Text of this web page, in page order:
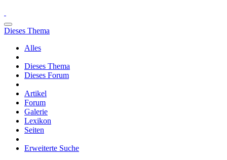
Dieses Thema
Alles
Dieses Thema
Dieses Forum
Artikel
Forum
Galerie
Lexikon
Seiten
Erweiterte Suche